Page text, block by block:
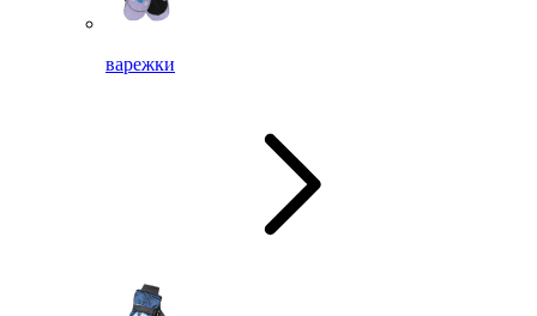
варежки